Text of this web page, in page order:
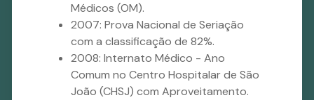
Médicos (OM).
2007: Prova Nacional de Seriação
com a classificação de 82%.
2008: Internato Médico - Ano
Comum no Centro Hospitalar de São
João (CHSJ) com Aproveitamento.